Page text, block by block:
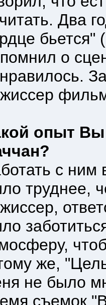
Два
бьется"
о
опыт
с ним
труднее,
же,
не было
съемок